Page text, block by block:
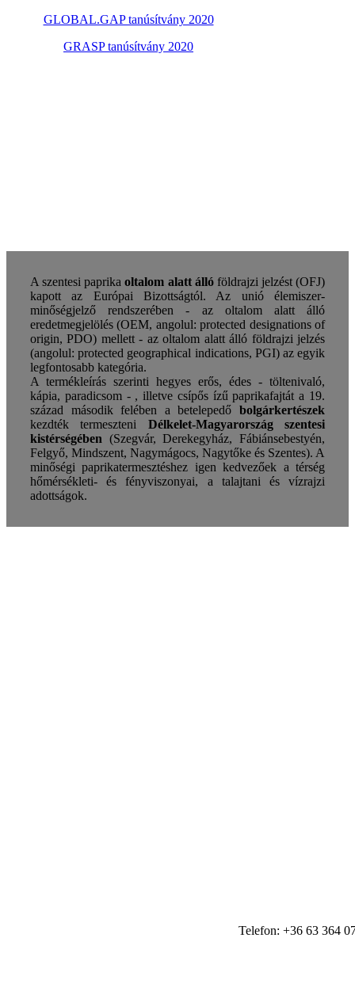
GLOBAL.GAP tanúsítvány 2020
GRASP tanúsítvány 2020
A szentesi paprikaoltalom alatt állóföldrajzi jelzést (OFJ)
kapott az Európai Bizottságtól. Az unió élemiszer-
minőségjelző rendszerében - az oltalom alatt álló
eredetmegjelölés (OEM, angolul: protected designations of
origin, PDO) mellett - az oltalom alatt álló földrajzi jelzés
(angolul: protected geographical indications, PGI) az egyik
legfontosabb kategória.
A termékleírás szerinti hegyes erős, édes - töltenivaló,
kápia, paradicsom - , illetve csípős ízű paprikafajtát a 19.
század második felében a betelepedő bolgárkertészek
kezdték termeszteni Délkelet-Magyarország szentesi
kistérségében (Szegvár, Derekegyház, Fábiánsebestyén,
Felgyő, Mindszent, Nagymágocs, Nagytőke és Szentes). A
minőségi paprikatermesztéshez igen kedvezőek a térség
hőmérsékleti- és fényviszonyai, a talajtani és vízrajzi
adottságok.
Telefon: +36 63 364